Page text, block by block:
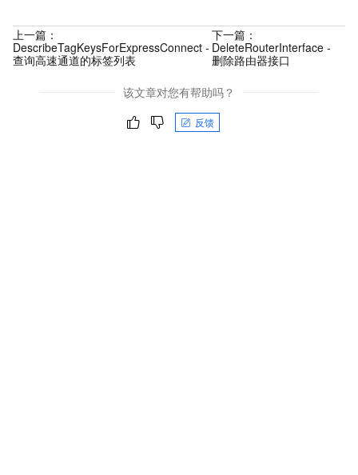
上一篇：
DescribeTagKeysForExpressConnect -
查询高速通道的标签列表
下一篇：
DeleteRouterInterface -
删除路由器接口
该文章对您有帮助吗？
反馈